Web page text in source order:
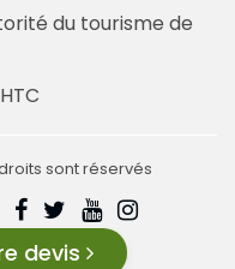
devis
du tourisme de
droits sont réservés